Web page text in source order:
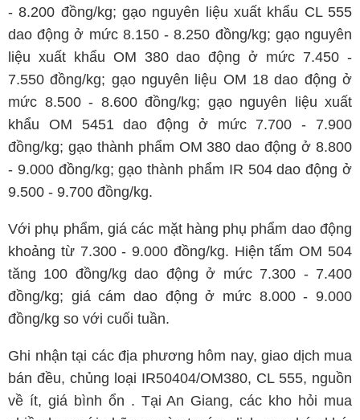
- 8.200 đồng/kg; gạo nguyên liệu xuất khẩu CL 555
dao động ở mức 8.150 - 8.250 đồng/kg; gạo nguyên
liệu xuất khẩu OM 380 dao động ở mức 7.450 -
7.550 đồng/kg; gạo nguyên liệu OM 18 dao động ở
mức 8.500 - 8.600 đồng/kg; gạo nguyên liệu xuất
khẩu OM 5451 dao động ở mức 7.700 - 7.900
đồng/kg; gạo thành phẩm OM 380 dao động ở 8.800
- 9.000 đồng/kg; gạo thành phẩm IR 504 dao động ở
9.500 - 9.700 đồng/kg.
Với phụ phẩm, giá các mặt hàng phụ phẩm dao động
khoảng từ 7.300 - 9.000 đồng/kg. Hiện tấm OM 504
tăng 100 đồng/kg dao động ở mức 7.300 - 7.400
đồng/kg; giá cám dao động ở mức 8.000 - 9.000
đồng/kg so với cuối tuần.
Ghi nhận tại các địa phương hôm nay, giao dịch mua
bán đều, chủng loại IR50404/OM380, CL 555, nguồn
về ít, giá bình ổn . Tại An Giang, các kho hỏi mua